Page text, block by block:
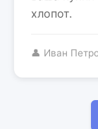
хлопот.
👤 Иван